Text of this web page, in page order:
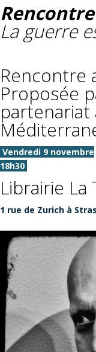
La guerre
Rencontre
Proposée
partenariat
Vendredi 9 novembre
18h30
Librairie La
1 rue de Zurich à